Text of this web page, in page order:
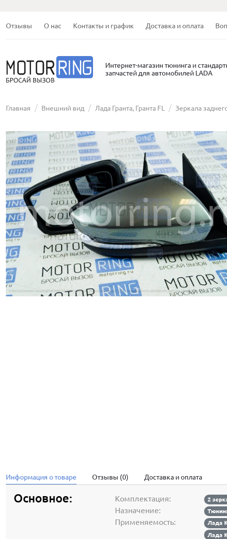
Отзывы О нас Контакты и график Доставка и оплата
Интернет-магазин тюнинга и
запчастей для автомобилей LADA
Главная Внешний вид Лада Гранта, Гранта FL Зеркала
Информация о товаре Отзывы (0) Доставка и оплата
Основное: Комплектация: 2
Назначение:
Применяемость: Лада
Лада